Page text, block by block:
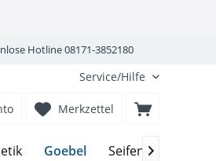
Hotline 08171-3852180
Service/Hilfe
Merkzettel
Goebel Seifen-